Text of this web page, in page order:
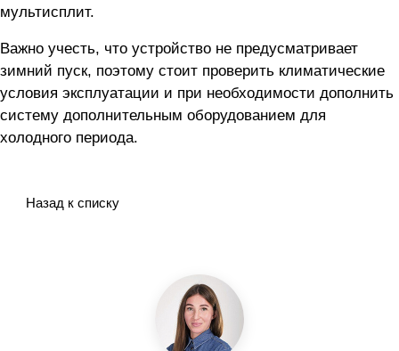
мультисплит.
Важно учесть, что устройство не предусматривает
зимний пуск, поэтому стоит проверить климатические
условия эксплуатации и при необходимости дополнить
систему дополнительным оборудованием для
холодного периода.
Назад к списку